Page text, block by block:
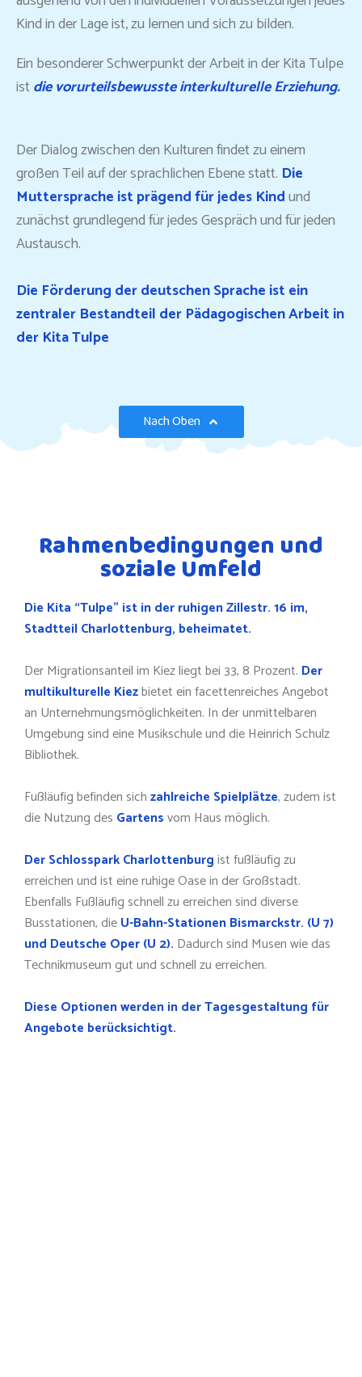
Kind in der Lage ist, zu lernen und sich zu bilden.
Ein besonderer Schwerpunkt der Arbeit in der Kita Tulpe
istdie vorurteilsbewusste interkulturelle Erziehung.
Der Dialog zwischen den Kulturen findet zu einem
großen Teil auf der sprachlichen Ebene statt. Die
Muttersprache ist prägend für jedes Kindund
zunächst grundlegend für jedes Gespräch und für jeden
Austausch.
Die Förderung der deutschen Sprache ist ein
zentraler Bestandteil der Pädagogischen Arbeit in
der Kita Tulpe
Nach Oben
Rahmenbedingungen und
soziale Umfeld
Die Kita “Tulpe” ist in der ruhigen Zillestr. 16 im,
Stadtteil Charlottenburg, beheimatet.
Der Migrationsanteil im Kiez liegt bei 33, 8 Prozent. Der
multikulturelle Kiezbietet ein facettenreiches Angebot
an Unternehmungsmöglichkeiten. In der unmittelbaren
Umgebung sind eine Musikschule und die Heinrich Schulz
Bibliothek.
Fußläufig befinden sichzahlreiche Spielplätze, zudem ist
die Nutzung des Gartensvom Haus möglich.
Der Schlosspark Charlottenburgist fußläufig zu
erreichen und ist eine ruhige Oase in der Großstadt.
Ebenfalls Fußläufig schnell zu erreichen sind diverse
Busstationen, dieU-Bahn-Stationen Bismarckstr. (U 7)
und Deutsche Oper (U 2). Dadurch sind Musen wie das
Technikmuseum gut und schnell zu erreichen.
Diese Optionen werden in der Tagesgestaltung für
Angebote berücksichtigt.